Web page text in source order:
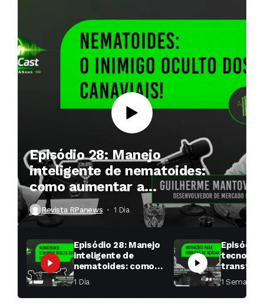
Episódio 28: Manejo
inteligente de nematoides:
como aumentar a
produtividade das soqueiras?
Revista RPanews 1 Dia ⁮
Episódio 28: Manejo
inteligente de
nematoides: como
aumentar a
produtividade das
soqueiras?
1 Dia ⁮
Episódio
fábricas
1 Semana ⁮